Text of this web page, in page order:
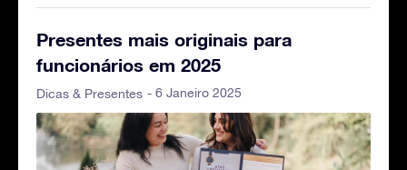
Presentes mais originais para
funcionários em 2025
Dicas & Presentes - 6 Janeiro 2025